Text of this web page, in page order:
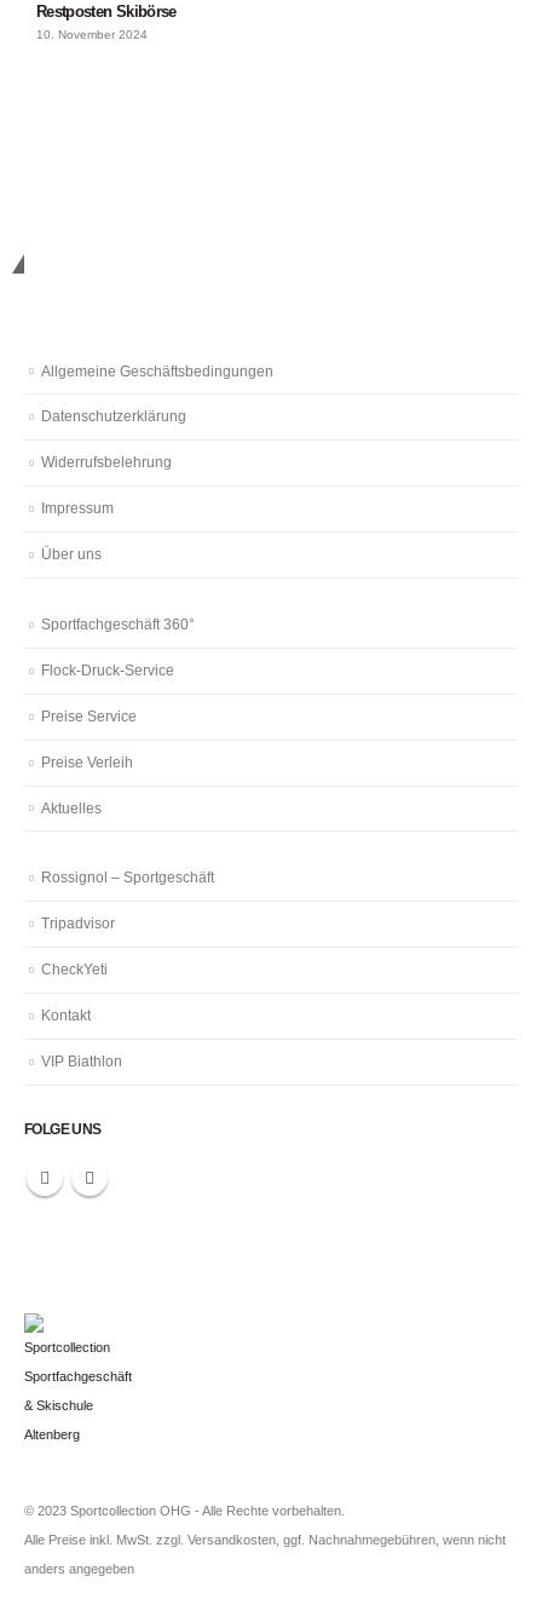
Restposten Skibörse
10. November 2024
Allgemeine Geschäftsbedingungen
Datenschutzerklärung
Widerrufsbelehrung
Impressum
Über uns
Sportfachgeschäft 360°
Flock-Druck-Service
Preise Service
Preise Verleih
Aktuelles
Rossignol – Sportgeschäft
Tripadvisor
CheckYeti
Kontakt
VIP Biathlon
FOLGE UNS
© 2023 Sportcollection OHG - Alle Rechte vorbehalten.
Alle Preise inkl. MwSt. zzgl. Versandkosten, ggf. Nachnahmegebühren, wenn nicht
anders angegeben